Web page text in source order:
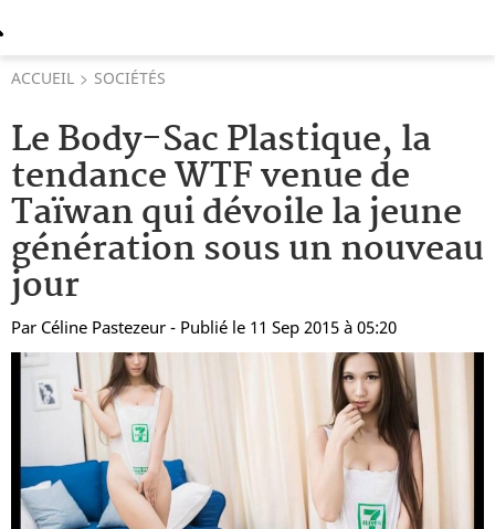
ACCUEIL SOCIÉTÉS
Le Body-Sac Plastique, la
tendance WTF venue de
Taïwan qui dévoile la jeune
génération sous un nouveau
jour
Par Céline Pastezeur - Publié le 11 Sep 2015 à 05:20